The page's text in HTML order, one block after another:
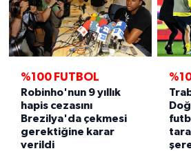
%100 FUTBOL
Robinho'nun 9 yıllık
hapis cezasını
Brezilya'da çekmesi
gerektiğine karar
verildi